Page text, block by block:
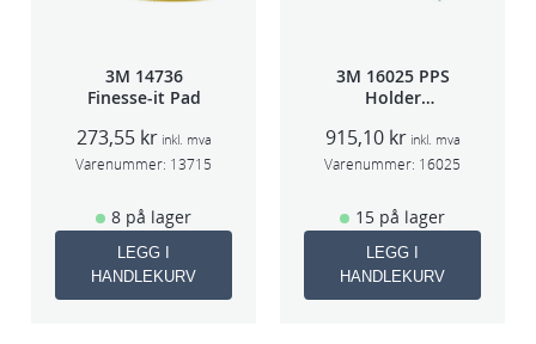
3M 14736
Finesse-it Pad
273,55 kr inkl. mva
Varenummer: 13715
8 på lager
LEGG I
HANDLEKURV
3M 16025 PPS
Holder
915,10 kr inkl. mva
Varenummer: 16025
15 på lager
LEGG I
HANDLEKURV